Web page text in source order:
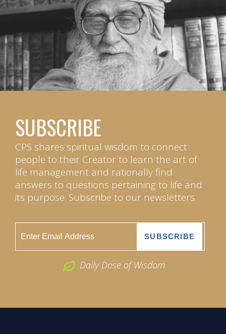
SUBSCRIBE
CPS shares spiritual wisdom to connect
people to their Creator to learn the art of
life management and rationally find
answers to questions pertaining to life and
its purpose. Subscribe to our newsletters.
Daily Dose of Wisdom